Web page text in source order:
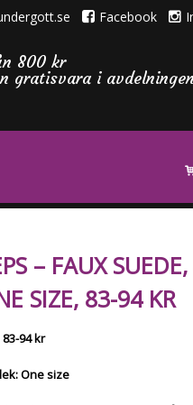
Facebook
800 kr
gratisvara i avdelningen
– FAUX
SIZE, 83-94 KR
83-94 kr
One size